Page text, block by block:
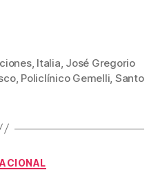
, Italia José Gregorio
, Policlínico Gemelli Santo
Categorías